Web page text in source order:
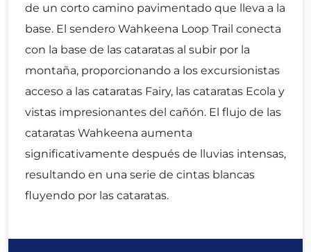
de un corto camino pavimentado que lleva a la
base. El sendero Wahkeena Loop Trail conecta
con la base de las cataratas al subir por la
montaña, proporcionando a los excursionistas
acceso a las cataratas Fairy, las cataratas Ecola y
vistas impresionantes del cañón. El flujo de las
cataratas Wahkeena aumenta
significativamente después de lluvias intensas,
resultando en una serie de cintas blancas
fluyendo por las cataratas.